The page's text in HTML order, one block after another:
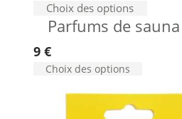
Choix des options
produit
Les
options
Parfums de
9€
Choix des options
a
plusieurs